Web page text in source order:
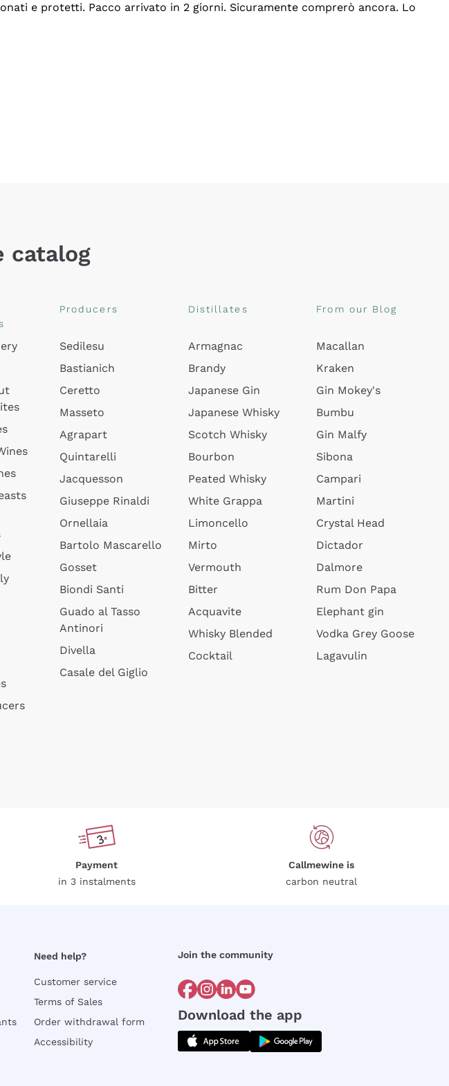
e protetti. Pacco arrivato in 2 giorni. Sicuramente comprerò ancora. Lo
catalog
Producers
Sedilesu
Bastianich
Ceretto
Masseto
Agrapart
Quintarelli
Jacquesson
Giuseppe Rinaldi
Ornellaia
Bartolo Mascarello
Gosset
Biondi Santi
Guado al Tasso
Antinori
Divella
Casale del Giglio
Distillates
Armagnac
Brandy
Japanese Gin
Japanese Whisky
Scotch Whisky
Bourbon
Peated Whisky
White Grappa
Limoncello
Mirto
Vermouth
Bitter
Acquavite
Whisky Blended
Cocktail
From our Blog
Macallan
Kraken
Gin Mokey's
Bumbu
Gin Malfy
Sibona
Campari
Martini
Crystal Head
Dictador
Dalmore
Rum Don Papa
Elephant gin
Vodka Grey Goose
Lagavulin
Payment
in 3 instalments
Callmewine is
carbon neutral
Need help?
Customer service
Terms of Sales
Order withdrawal form
Accessibility
Join the community
Download the app